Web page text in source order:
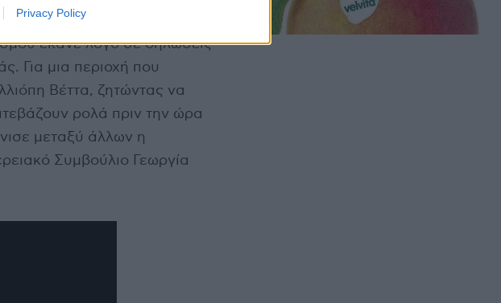
Privacy Policy
έκανε λόγο σε δηλώσεις
Για μια περιοχή που
Βέττα, ζητώντας να
ρολά πριν την ώρα
μεταξύ άλλων η
Συμβούλιο Γεωργία